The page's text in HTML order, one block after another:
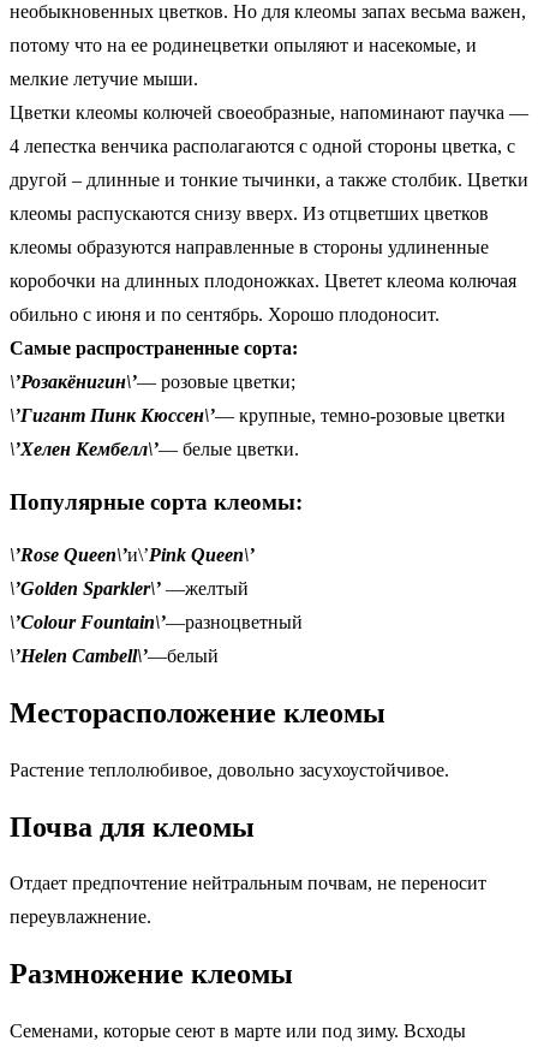
необыкновенных цветков. Но для клеомы запах весьма важен,
потому что на ее родинецветки опыляют и насекомые, и
мелкие летучие мыши.
Цветки клеомы колючей своеобразные, напоминают паучка —
4 лепестка венчика располагаются с одной стороны цветка, с
другой – длинные и тонкие тычинки, а также столбик. Цветки
клеомы распускаются снизу вверх. Из отцветших цветков
клеомы образуются направленные в стороны удлиненные
коробочки на длинных плодоножках. Цветет клеома колючая
обильно с июня и по сентябрь. Хорошо плодоносит.
Самые распространенные сорта:
\’Розакёнигин\’— розовые цветки;
\’Гигант Пинк Кюссен\’— крупные, темно-розовые цветки
\’Хелен Кембелл\’— белые цветки.
Популярные сорта клеомы:
\’Rose Queen\’и\’Pink Queen\’
\’Golden Sparkler\’ —желтый
\’Colour Fountain\’—разноцветный
\’Helen Cambell\’—белый
Месторасположение клеомы
Растение теплолюбивое, довольно засухоустойчивое.
Почва для клеомы
Отдает предпочтение нейтральным почвам, не переносит
переувлажнение.
Размножение клеомы
Семенами, которые сеют в марте или под зиму. Всходы